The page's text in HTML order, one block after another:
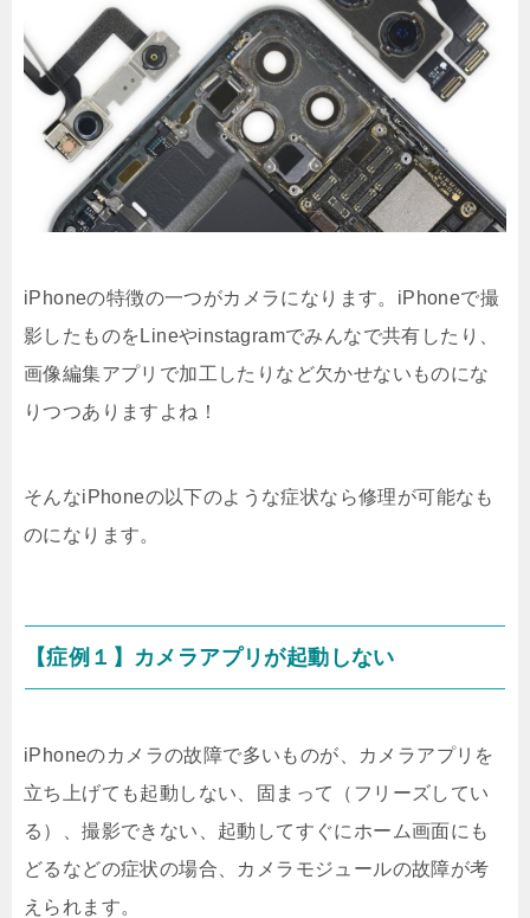
iPhoneの特徴の一つがカメラになります。iPhoneで撮
影したものをLineやinstagramでみんなで共有したり、
画像編集アプリで加工したりなど欠かせないものにな
りつつありますよね！
そんなiPhoneの以下のような症状なら修理が可能なも
のになります。
【症例１】カメラアプリが起動しない
iPhoneのカメラの故障で多いものが、カメラアプリを
立ち上げても起動しない、固まって（フリーズしてい
る）、撮影できない、起動してすぐにホーム画面にも
どるなどの症状の場合、カメラモジュールの故障が考
えられます。